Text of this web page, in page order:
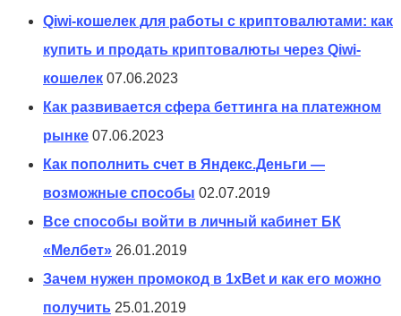
Qiwi-кошелек для работы с криптовалютами: как
купить и продать криптовалюты через Qiwi-
кошелек 07.06.2023
Как развивается сфера беттинга на платежном
рынке 07.06.2023
Как пополнить счет в Яндекс.Деньги —
возможные способы 02.07.2019
Все способы войти в личный кабинет БК
«Мелбет» 26.01.2019
Зачем нужен промокод в 1xBet и как его можно
получить 25.01.2019